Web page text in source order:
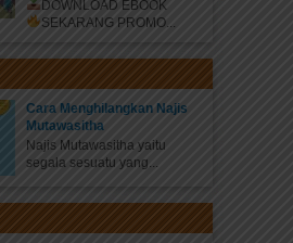
DOWNLOAD EBOOK
SEKARANG PROMO...
Cara Menghilangkan Najis
Mutawasitha
Najis Mutawasitha yaitu
segala sesuatu yang...